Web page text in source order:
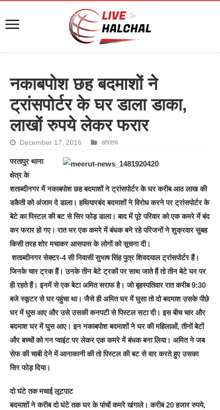
नकाबपोश छह बदमाशों ने
ट्रांसपोर्टर के घर डाला डाका,
लाखों रुपये लेकर फरार
December 17, 2016 अपराध
परतापुर थाना
क्षेत्र के
शताब्दीनगर में नकाबपोश छह बदमाशों ने ट्रांसपोर्टर के घर करीब आठ लाख की
डकैती को अंजाम दे डाला। हथियारबंद बदमाशों ने विरोध करने पर ट्रांसपोर्टर के
बेटे का पिस्टल की बट से सिर फोड़ डाला। बाद में पूरे परिवार को एक कमरे में बंद
कर फरार हो गए। रात भर एक कमरे में बंधक बने रहे परिजनों ने शुक्रवार सुबह
किसी तरह शोर मचाकर आसपास के लोगों को सूचना दी।
शताब्दीनगर सेक्टर-4 सी निवासी सुभाष सिंह पुत्र शिवदयाल ट्रांसपोर्टर हैं।
जिनके चार ट्रक हैं। उनके तीन बेटे ट्रकों पर साथ जाते हैं तो तीन बेटे घर पर
ही रहते हैं। इनमें से एक बेटा अमित सराफ है। जो बृहस्पतिवार रात करीब 9:30
बजे स्कूटर से घर पहुंचा था। जैसे ही अमित घर में घुसा तो दो बदमाश उसके पीछे
घर में घुस आए और उसे उसकी कनपटी से पिस्टल सटा दी। इस बीच चार और
बदमाश घर में घुस आए। इन नकाबपोश बदमाशों ने घर की महिलाओं, तीनों बेटों
और बच्चों को गन प्वाइंट पर लेकर एक कमरे में बंधक बना लिया। अमित ने जब
सेफ की चाबी देने में आनाकानी की तो पिस्टल की बट से वार करते हुए उसका
सिर फोड़ दिया।
दो घंटे तक मचाई लूटपाट
बदमाशों ने करीब दो घंटे तक घर के पांचों कमरे खंगाले। करीब 20 हजार रुपये,